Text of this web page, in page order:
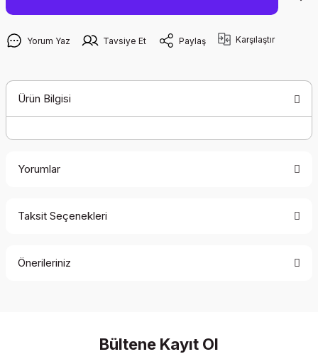
Yorum Yaz Tavsiye Et Paylaş Karşılaştır
Ürün Bilgisi
Yorumlar
Taksit Seçenekleri
Önerileriniz
Görüş ve önerileriniz için teşekkür ederiz.
Bültene Kayıt Ol